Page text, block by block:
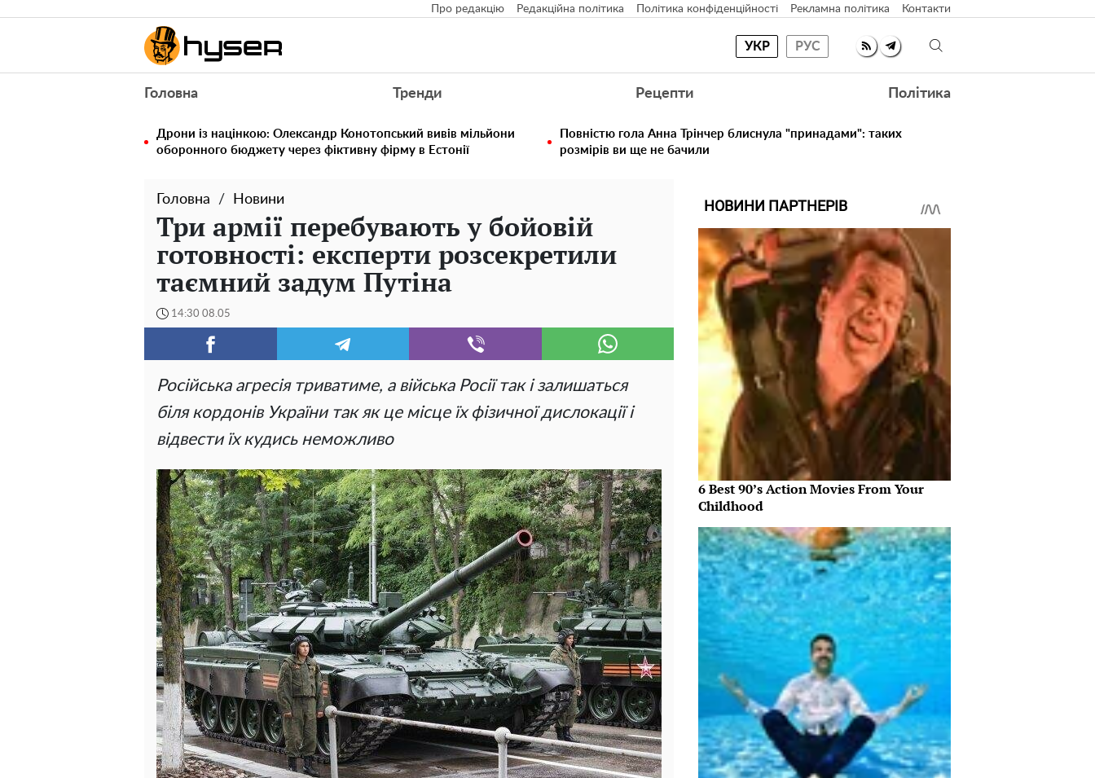
Про редакцію Редакційна політика Політика конфіденційності Рекламна політика Контакти
УКР РУС
Головна Тренди Рецепти Політика
Дрони із націнкою: Олександр Конотопський вивів мільйони
оборонного бюджету через фіктивну фірму в Естонії
Повністю гола Анна Трінчер блиснула "принадами": таких
розмірів ви ще не бачили
Головна Новини
Три армії перебувають у бойовій
готовності: експерти розсекретили
таємний задум Путіна
14:30 08.05
Російська агресія триватиме, а війська Росії так і залишаться
біля кордонів України так як це місце їх фізичної дислокації і
відвести їх кудись неможливо
НОВИНИ ПАРТНЕРІВ
6 Best 90’s Action Movies From Your
Childhood